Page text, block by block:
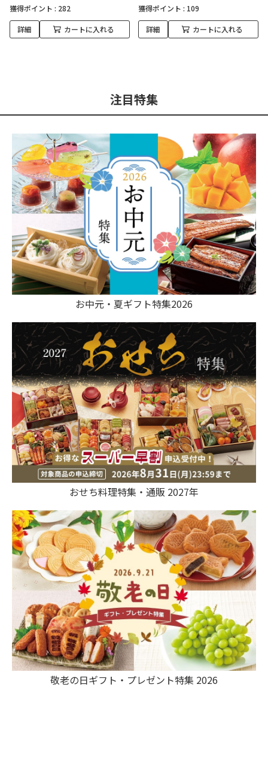
獲得ポイント : 282
詳細 カートに入れる
獲得ポイント : 109
詳細 カートに入れる
注目特集
お中元・夏ギフト特集2026
おせち料理特集・通販 2027年
敬老の日ギフト・プレゼント特集 2026